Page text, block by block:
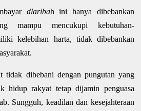
dlaribah ini hanya dibebankan
mampu mencukupi kebutuhan-
kelebihan harta, tidak dibebankan
tidak dibebani dengan pungutan yang
hidup rakyat tetap dijamin penguasa
Sungguh, keadilan dan kesejahteraan